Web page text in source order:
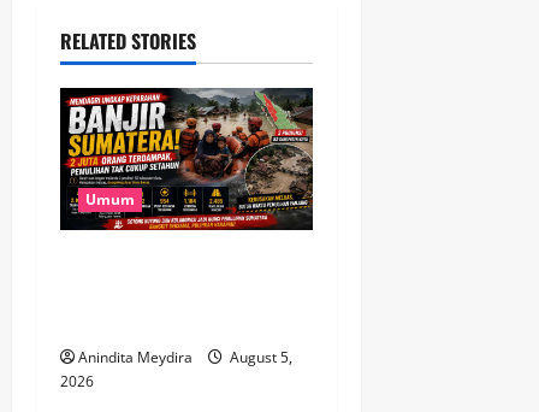
v
i
g
a
t
n
RELATED STORIES
Umum
Anindita Meydira
August 5,
2026